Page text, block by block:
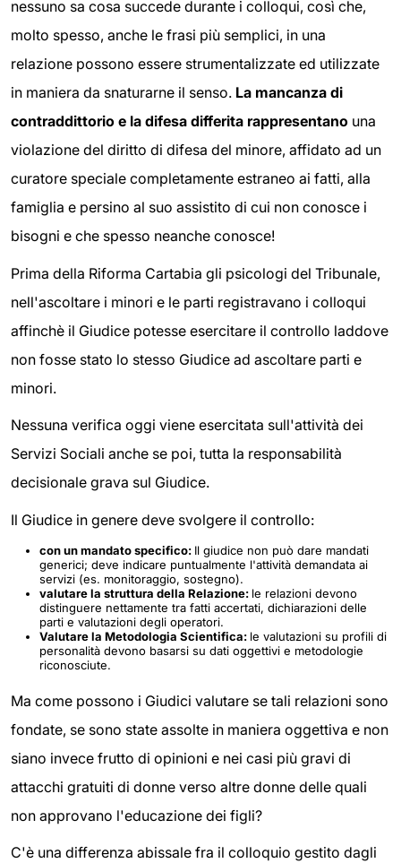
nessuno sa cosa succede durante i colloqui, così che,
molto spesso, anche le frasi più semplici, in una
relazione possono essere strumentalizzate ed utilizzate
in maniera da snaturarne il senso. La mancanza di
contraddittorio e la difesa differita rappresentano una
violazione del diritto di difesa del minore, affidato ad un
curatore speciale completamente estraneo ai fatti, alla
famiglia e persino al suo assistito di cui non conosce i
bisogni e che spesso neanche conosce!
Prima della Riforma Cartabia gli psicologi del Tribunale,
nell'ascoltare i minori e le parti registravano i colloqui
affinchè il Giudice potesse esercitare il controllo laddove
non fosse stato lo stesso Giudice ad ascoltare parti e
minori.
Nessuna verifica oggi viene esercitata sull'attività dei
Servizi Sociali anche se poi, tutta la responsabilità
decisionale grava sul Giudice.
Il Giudice in genere deve svolgere il controllo:
con un mandato specifico: Il giudice non può dare mandati
generici; deve indicare puntualmente l'attività demandata ai
servizi (es. monitoraggio, sostegno).
valutare la struttura della Relazione: le relazioni devono
distinguere nettamente tra fatti accertati, dichiarazioni delle
parti e valutazioni degli operatori.
Valutare la Metodologia Scientifica: le valutazioni su profili di
personalità devono basarsi su dati oggettivi e metodologie
riconosciute.
Ma come possono i Giudici valutare se tali relazioni sono
fondate, se sono state assolte in maniera oggettiva e non
siano invece frutto di opinioni e nei casi più gravi di
attacchi gratuiti di donne verso altre donne delle quali
non approvano l'educazione dei figli?
C'è una differenza abissale fra il colloquio gestito dagli